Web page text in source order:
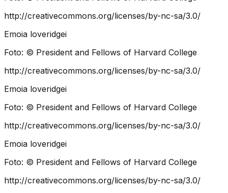
http://creativecommons.org/licenses/by-nc-sa/3.0/
Emoia loveridgei
Foto: © President and Fellows of Harvard College
http://creativecommons.org/licenses/by-nc-sa/3.0/
Emoia loveridgei
Foto: © President and Fellows of Harvard College
http://creativecommons.org/licenses/by-nc-sa/3.0/
Emoia loveridgei
Foto: © President and Fellows of Harvard College
http://creativecommons.org/licenses/by-nc-sa/3.0/